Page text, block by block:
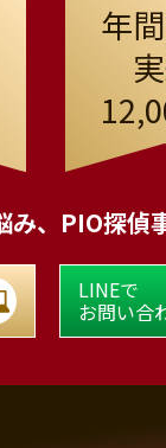
年
、 PIO探偵
LINEで
お問い合